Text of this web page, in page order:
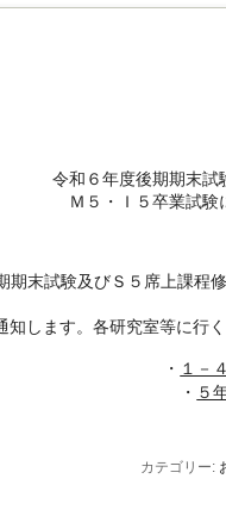
令和６年度後期期末試
Ｍ５・Ｉ５卒業試
末試験及びＳ５席上課程
します。各研究室等に行く
・ １－
・ ５
カテゴリー: